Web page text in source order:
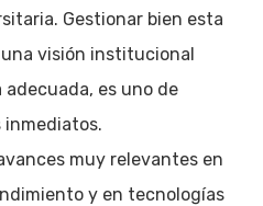
Gestionar bien esta
visión institucional
es uno de
muy relevantes en
y en tecnologías